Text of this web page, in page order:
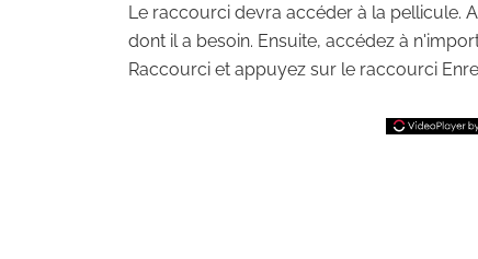
Le raccourci devra accéder à la pellicule.
dont il a besoin. Ensuite, accédez à
Raccourci et appuyez sur le raccourci